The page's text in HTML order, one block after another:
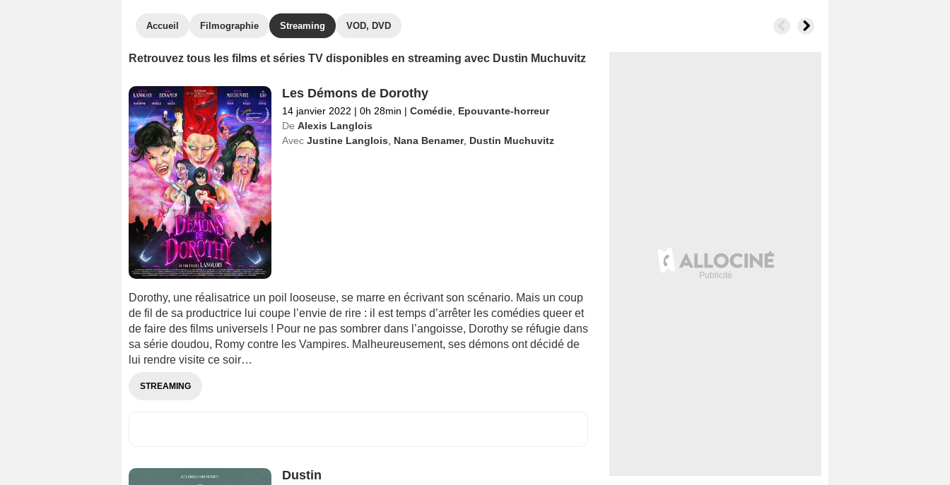
Accueil Filmographie Streaming VOD, DVD
Retrouvez tous les films et séries TV disponibles en streaming avec Dustin Muchuvitz
Les Démons de Dorothy
14 janvier 2022 | 0h 28min | Comédie, Epouvante-horreur
De Alexis Langlois
Avec Justine Langlois Nana Benamer, Dustin Muchuvitz
Dorothy, une réalisatrice un poil looseuse, se marre en écrivant son scénario. Mais un coup
de fil de sa productrice lui coupe l’envie de rire : il est temps d’arrêter les comédies queer et
de faire des films universels ! Pour ne pas sombrer dans l’angoisse, Dorothy se réfugie dans
sa série doudou, Romy contre les Vampires. Malheureusement, ses démons ont décidé de
lui rendre visite ce soir…
STREAMING
Dustin